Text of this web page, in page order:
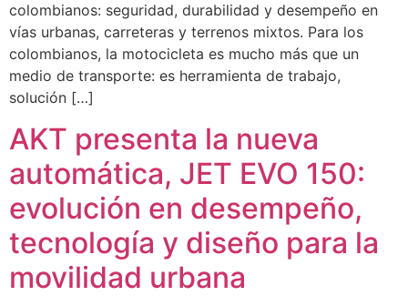
colombianos: seguridad, durabilidad y desempeño en
vías urbanas, carreteras y terrenos mixtos. Para los
colombianos, la motocicleta es mucho más que un
medio de transporte: es herramienta de trabajo,
solución […]
AKT presenta la nueva
automática, JET EVO 150:
evolución en desempeño,
tecnología y diseño para la
movilidad urbana